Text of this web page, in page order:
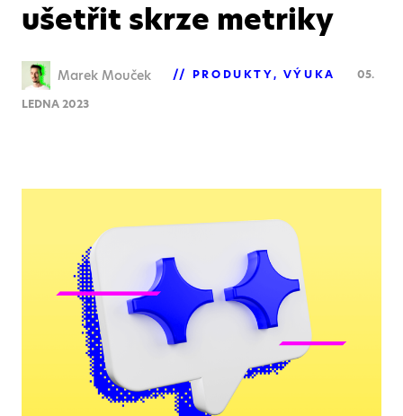
ušetřit skrze metriky
Marek Mouček PRODUKTY VÝUKA
05.
LEDNA 2023